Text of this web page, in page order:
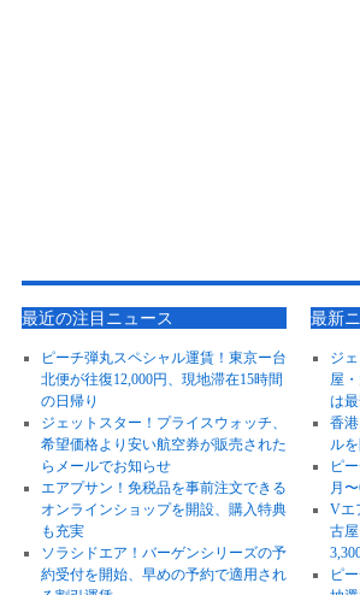
最近の注目ニュース
ピーチ弾丸スペシャル運賃！東京ー台
北便が往復12,000円、現地滞在15時間
の日帰り
ジェットスター！プライスウォッチ、
希望価格より安い航空券が販売された
らメールでお知らせ
エアプサン！免税品を事前注文できる
オンラインショップを開設、購入特典
も充実
ソラシドエア！バーゲンシリーズの予
約受付を開始、早めの予約で適用され
最新
ジ
屋
は最
香
ル
ピ
月
Vエ
古
ピ